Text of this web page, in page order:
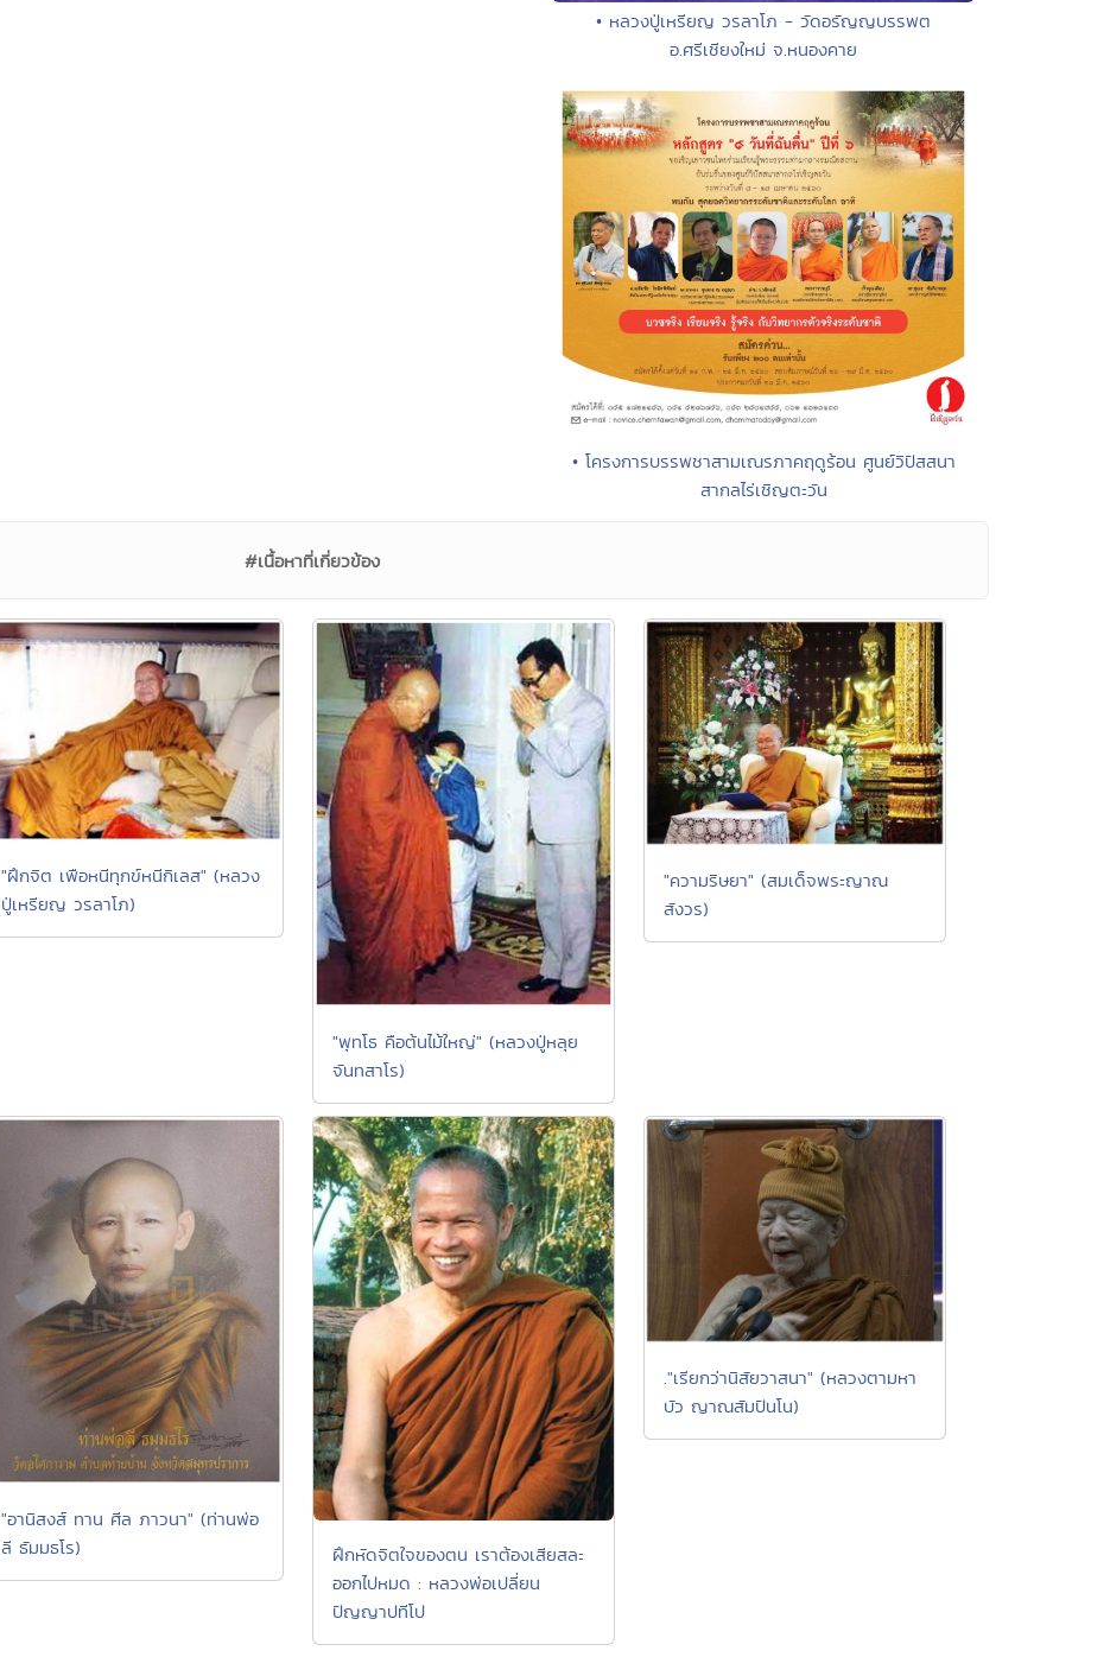
• หลวงปู่เหรียญ วรลาโภ - วัดอรัญญบรรพต
อ.ศรีเชียงใหม่ จ.หนองคาย
• โครงการบรรพชาสามเณรภาคฤดูร้อน ศูนย์วิปัสสนา
สากลไร่เชิญตะวัน
#เนื้อหาที่เกี่ยวข้อง
"ฝึกจิต เพือหนีทุกข์หนีกิเลส" (หลวง
ปู่เหรียญ วรลาโภ)
"พุทโธ คือต้นไม้ใหญ่" (หลวงปู่หลุย
จันทสาโร)
"ความริษยา" (สมเด็จพระญาณ
สังวร)
"อานิสงส์ ทาน ศีล ภาวนา" (ท่านพ่อ
ลี ธัมมธโร)
ฝึกหัดจิตใจของตน เราต้องเสียสละ
ออกไปหมด : หลวงพ่อเปลี่ยน
ปัญญาปทีโป
."เรียกว่านิสัยวาสนา" (หลวงตามหา
บัว ญาณสัมปันโน)